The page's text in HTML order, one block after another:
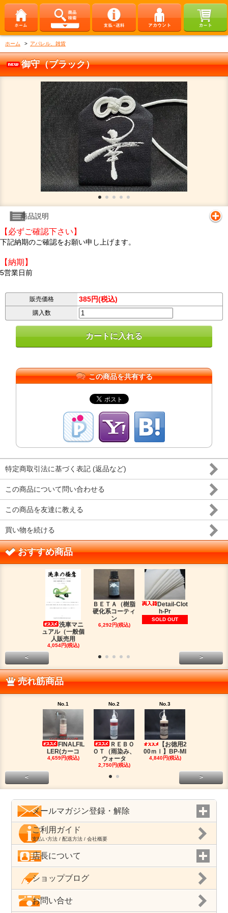
ホーム > アパレル、雑貨
御守（ブラック）
商品説明
【必ずご確認下さい】
下記納期のご確認をお願い申し上げます。
【納期】
5営業日前
販売価格 385円(税込)
購入数
この商品を共有する
特定商取引法に基づく表記 (返品など)
この商品について問い合わせる
この商品を友達に教える
買い物を続ける
おすすめ商品
洗車マニ
ュアル（一般個
人販売用
4,054円(税込)
ＢＥＴＡ（樹脂
硬化系コーティ
ン
6,292円(税込)
Detail-Clot
h-Pr
SOLD OUT
< >
売れ筋商品
No.1
FINALFIL
LER(カーコ
4,659円(税込)
No.2
ＲＥＢＯ
ＯＴ（雨染み、
ウォータ
2,750円(税込)
No.3
【お徳用2
00ｍｌ】BP-MI
4,840円(税込)
< >
メールマガジン登録・解除
ご利用ガイド
支払い方法 / 配送方法 / 会社概要
店長について
ショップブログ
お問い合せ